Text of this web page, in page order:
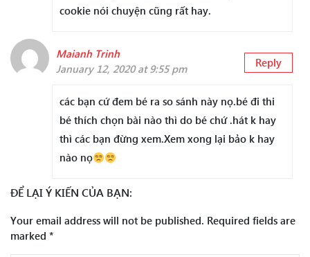
cookie nói chuyện cũng rất hay.
Maianh Trinh
January 12, 2020 at 9:55 pm
Reply
các bạn cứ đem bé ra so sánh này nọ.bé đi thi
bé thích chọn bài nào thì do bé chứ .hát k hay
thì các bạn đừng xem.Xem xong lại bảo k hay
nào nọ
ĐỂ LẠI Ý KIẾN CỦA BẠN:
Your email address will not be published. Required fields are
marked *